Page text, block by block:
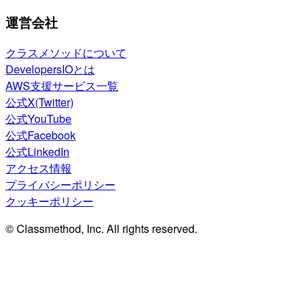
運営会社
クラスメソッドについて
DevelopersIOとは
AWS支援サービス一覧
公式X(Twitter)
公式YouTube
公式Facebook
公式LinkedIn
アクセス情報
プライバシーポリシー
クッキーポリシー
© Classmethod, Inc. All rights reserved.